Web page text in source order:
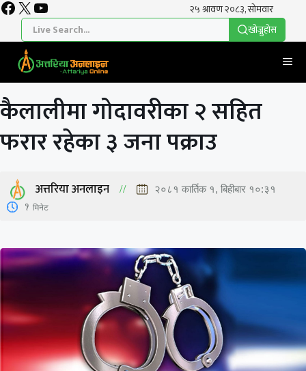
Skip
content
Facebook
X YouTube
खाेज्नुहाेस
कैलालीमा गोदावरीका २ सहित
फरार रहेका ३ जना पक्राउ
अत्तरिया अनलाइन २०८१ कार्तिक १, बिहीबार १०:३१
1 मिनेट